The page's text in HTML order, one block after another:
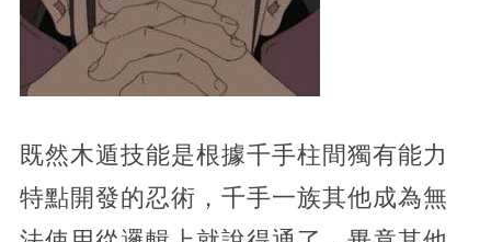
既然木遁技能是根據千手柱間獨有能力
特點開發的忍術，千手一族其他成為無